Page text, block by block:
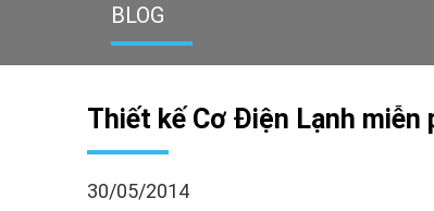
BLOG
Thiết kế Cơ Điện Lạnh miễn
30/05/2014